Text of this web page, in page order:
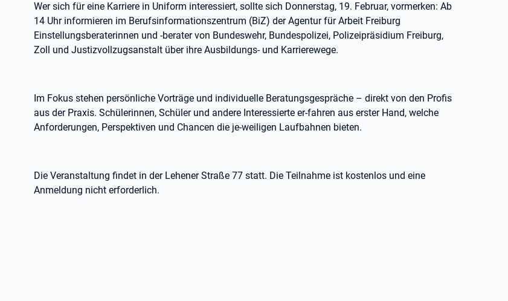
Wer sich für eine Karriere in Uniform interessiert, sollte sich Donnerstag, 19. Februar, vormerken: Ab
14 Uhr informieren im Berufsinformationszentrum (BiZ) der Agentur für Arbeit Freiburg
Einstellungsberaterinnen und -berater von Bundeswehr, Bundespolizei, Polizeipräsidium Freiburg,
Zoll und Justizvollzugsanstalt über ihre Ausbildungs- und Karrierewege.
Im Fokus stehen persönliche Vorträge und individuelle Beratungsgespräche – direkt von den Profis
aus der Praxis. Schülerinnen, Schüler und andere Interessierte er-fahren aus erster Hand, welche
Anforderungen, Perspektiven und Chancen die je-weiligen Laufbahnen bieten.
Die Veranstaltung findet in der Lehener Straße 77 statt. Die Teilnahme ist kostenlos und eine
Anmeldung nicht erforderlich.